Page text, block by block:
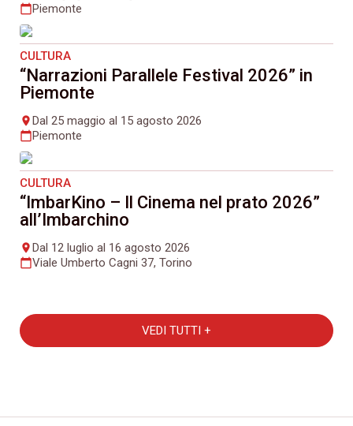
calendar_todayPiemonte
CULTURA
“Narrazioni Parallele Festival 2026” in
Piemonte
placeDal 25 maggio al 15 agosto 2026
calendar_todayPiemonte
CULTURA
“ImbarKino – Il Cinema nel prato 2026”
all’Imbarchino
placeDal 12 luglio al 16 agosto 2026
calendar_todayViale Umberto Cagni 37, Torino
VEDI TUTTI +